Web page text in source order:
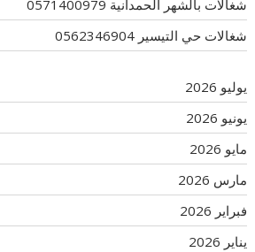
شغالات بالشهر الحمدانية 0571400979
شغالات حي التيسير 0562346904
يوليو 2026
يونيو 2026
مايو 2026
مارس 2026
فبراير 2026
يناير 2026